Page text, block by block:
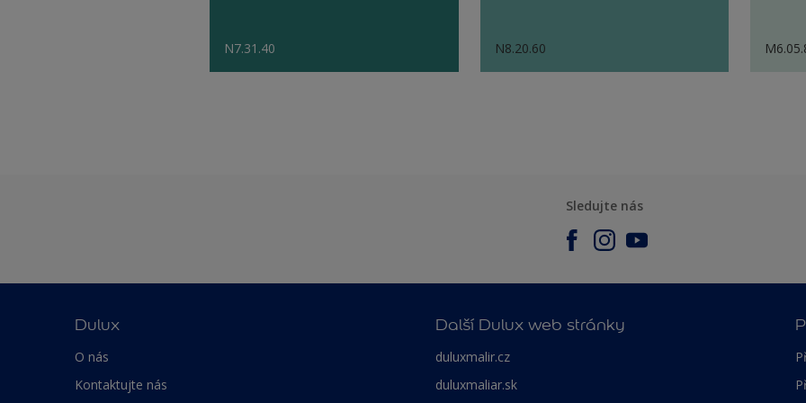
N7.31.40 N8.20.60
Sledujte nás
Dulux
O nás
Kontaktujte nás
Další Dulux web stránky
duluxmalir.cz
duluxmaliar.sk